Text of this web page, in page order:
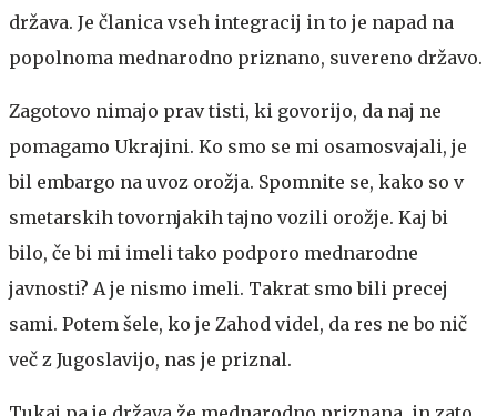
država. Je članica vseh integracij in to je napad na
popolnoma mednarodno priznano, suvereno državo.
Zagotovo nimajo prav tisti, ki govorijo, da naj ne
pomagamo Ukrajini. Ko smo se mi osamosvajali, je
bil embargo na uvoz orožja. Spomnite se, kako so v
smetarskih tovornjakih tajno vozili orožje. Kaj bi
bilo, če bi mi imeli tako podporo mednarodne
javnosti? A je nismo imeli. Takrat smo bili precej
sami. Potem šele, ko je Zahod videl, da res ne bo nič
več z Jugoslavijo, nas je priznal.